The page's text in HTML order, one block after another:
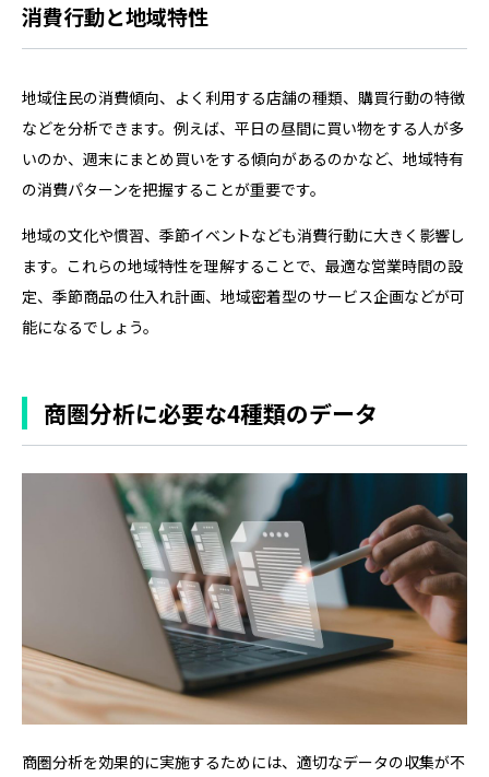
消費行動と地域特性
地域住民の消費傾向、よく利用する店舗の種類、購買行動の特徴
などを分析できます。例えば、平日の昼間に買い物をする人が多
いのか、週末にまとめ買いをする傾向があるのかなど、地域特有
の消費パターンを把握することが重要です。
地域の文化や慣習、季節イベントなども消費行動に大きく影響し
ます。これらの地域特性を理解することで、最適な営業時間の設
定、季節商品の仕入れ計画、地域密着型のサービス企画などが可
能になるでしょう。
商圏分析に必要な4種類のデータ
商圏分析を効果的に実施するためには、適切なデータの収集が不